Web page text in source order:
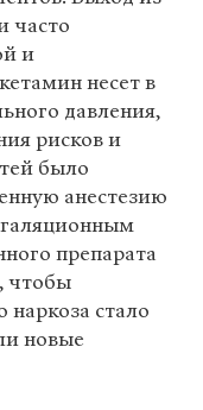
часто
и
несет в
давления,
рисков и
было
анестезию
препарата
чтобы
наркоза стало
новые